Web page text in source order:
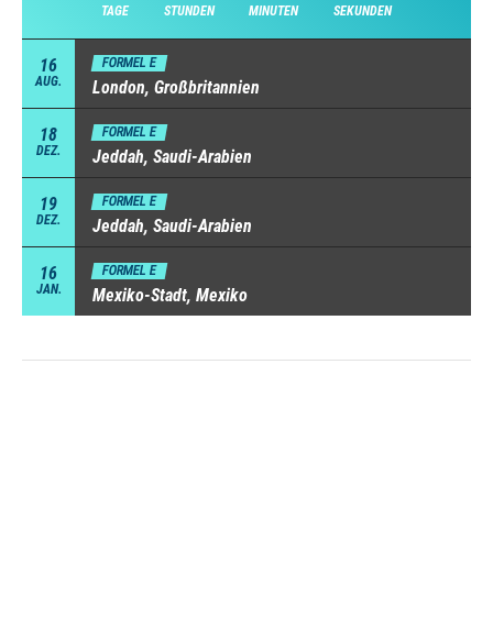
TAGE STUNDEN MINUTEN SEKUNDEN
16
AUG.
FORMEL E
London, Großbritannien
18
DEZ.
FORMEL E
Jeddah, Saudi-Arabien
19
DEZ.
FORMEL E
Jeddah, Saudi-Arabien
16
JAN.
FORMEL E
Mexiko-Stadt, Mexiko